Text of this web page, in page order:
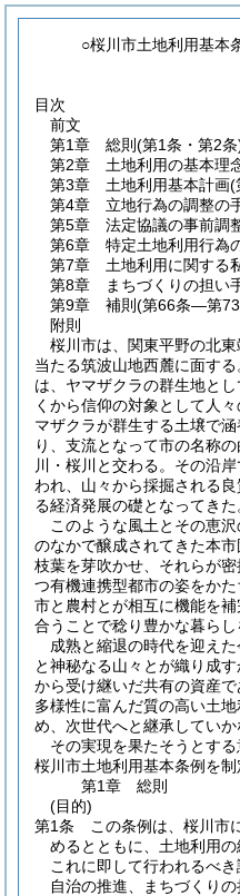
○桜川市土地利用基本
目次
前文
第1章
総則 (第1条・第2条
第2章
土地利用の基本理
第3章
土地利用基本計画(
第4章
立地行為の調整の
第5章
法定協議の事前調
第6章
特定土地利用行為
第7章
土地利用に関する
第8章
まちづくりの担い
第9章
補則 (第66条―第
附則
桜川市は、関東平野の北
当たる筑波山地西麓に面す
は、ヤマザクラの群生地と
くから信仰の対象として人
マザクラが群生する土壌で
り、支流となって市の名称
川・桜川と交わる。その沿
われ、山々から採掘される
る経済発展の礎となってきた
このような風土とその恵
のなかで醸成されてきた本
枝葉を芽吹かせ、それらが
つ有機連携型都市の姿をか
市と農村とが相互に機能を
合うことで稔り豊かな暮らし
成熟と縮退の時代を迎え
と神秘なる山々とが織り成
から受け継いだ共有の資産
多様性に富んだ質の高い土
め、次世代へと継承していか
その実現を果たそうとす
桜川市土地利用基本条例を制
第1章
総則
(目的)
第1条
この条例は、桜川市
めるとともに、土地利用
これに即して行われるべ
自治の推進、まちづくり